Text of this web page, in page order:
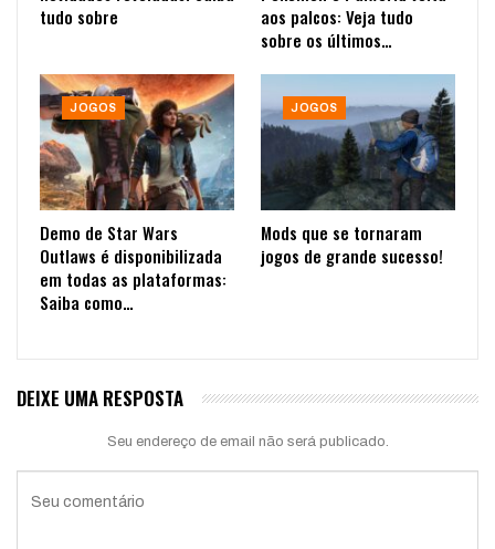
tudo sobre
aos palcos: Veja tudo
sobre os últimos…
JOGOS
Demo de Star Wars
Outlaws é disponibilizada
em todas as plataformas:
Saiba como…
JOGOS
Mods que se tornaram
jogos de grande sucesso!
DEIXE UMA RESPOSTA
Seu endereço de email não será publicado.